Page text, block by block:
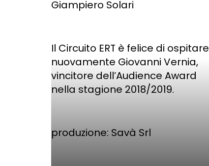
Giampiero Solari
Il Circuito ERT è felice di ospitare
nuovamente Giovanni Vernia,
vincitore dell’Audience Award
nella stagione 2018/2019.
produzione: Savà Srl